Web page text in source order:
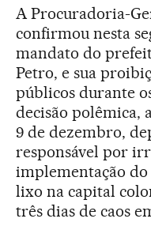
A Procuradoria-
confirmou nesta
mandato do
Petro, e sua
públicos durante
decisão polêmica,
9 de dezembro,
responsável por
implementação
lixo na capital
três dias de caos